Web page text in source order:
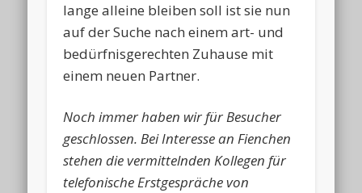
lange alleine bleiben soll ist sie nun
auf der Suche nach einem art- und
bedürfnisgerechten Zuhause mit
einem neuen Partner.
Noch immer haben wir für Besucher
geschlossen. Bei Interesse an Fienchen
stehen die vermittelnden Kollegen für
telefonische Erstgespräche von